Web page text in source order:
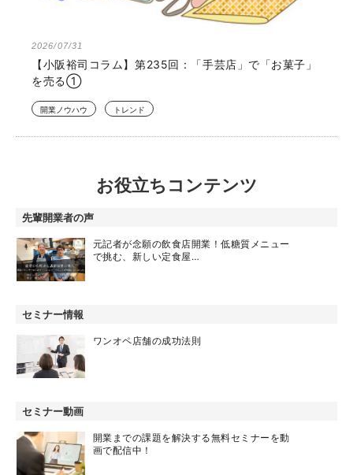
2026/07/31
【小阪裕司コラム】第235回：「手芸店」で「お菓子」
を売る①
開業ノウハウ トレンド
お役立ちコンテンツ
先輩開業者の声
元記者が念願の飲食店開業！低糖質メニュー
で挑む、新しい定食屋…
セミナー情報
ワンオペ店舗の成功法則
セミナー動画
開業までの課題を解決する無料セミナーを動
画で配信中！